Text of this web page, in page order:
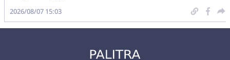
2026/08/07 15:03